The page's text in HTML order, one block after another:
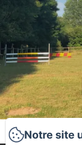
Notre site